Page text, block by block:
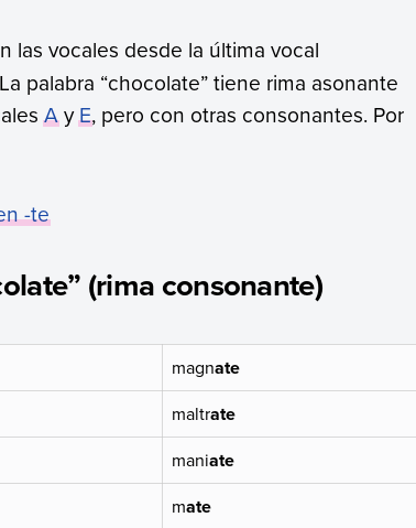
las vocales desde la última vocal
palabra “chocolate” tiene rima asonante
AyE, pero con otras consonantes. Por
-te
(rima consonante)
magnate
maltrate
maniate
mate